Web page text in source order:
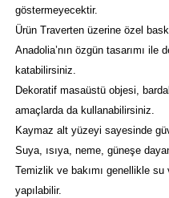
göstermeyecektir.
Ürün Traverten üzerine özel
Anadolia’nın özgün tasarımı ile
katabilirsiniz.
Dekoratif masaüstü objesi,
amaçlarda da kullanabilirsiniz.
Kaymaz alt yüzeyi sayesinde
Suya, ısıya, neme, güneşe
Temizlik ve bakımı genellikle
yapılabilir.